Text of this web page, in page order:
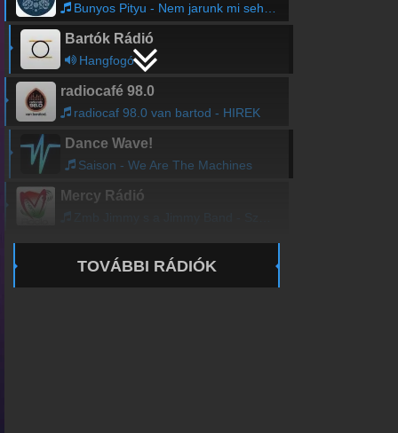
Bunyos Pityu - Nem jarunk mi sehova se
Bartók Rádió
Hangfogó
radiocafé 98.0
radiocaf 98.0 van bartod - HIREK
Dance Wave!
Saison - We Are The Machines
Mercy Rádió
TOVÁBBI RÁDIÓK